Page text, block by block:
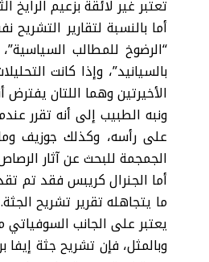
تعتبر غير لائقة بزعيم الرايخ
أما بالنسبة لتقارير
“الرضوخ للمطالب
الأخيرتين وهما اللتان
ونبه الطبيب إلى أنه تقرر
على رأسه، وكذلك جوزيف
الجمجمة للبحث عن آثار
أما الجنرال كريبس فقد تم
ما يتجاهله تقرير تشريح
يعتبر على الجانب السوفياتي
وبالمثل، فإن تشريح جثة